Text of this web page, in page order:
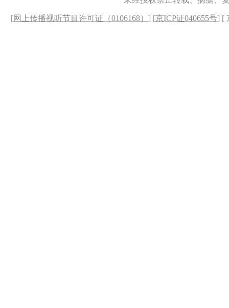
[网上传播视听节目许可证（0106168） ] [京ICP证040655号] [